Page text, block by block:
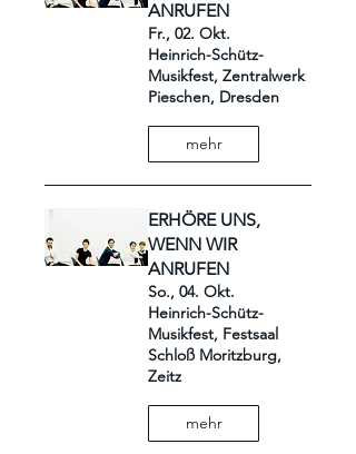
ANRUFEN
Fr., 02. Okt.
Heinrich-Schütz-
Musikfest, Zentralwerk
Pieschen, Dresden
mehr
ERHÖRE UNS,
WENN WIR
ANRUFEN
So., 04. Okt.
Heinrich-Schütz-
Musikfest, Festsaal
Schloß Moritzburg,
Zeitz
mehr